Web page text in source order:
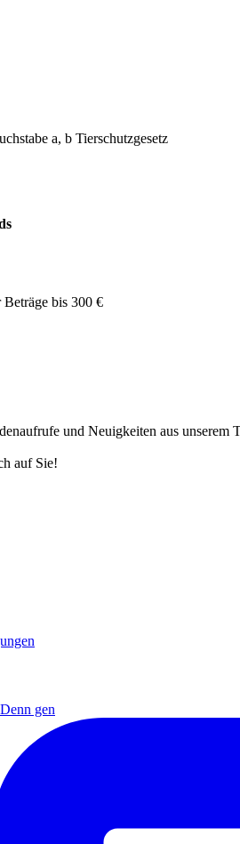
a, b Tierschutzgesetz
Beträge bis 300 €
und Neuigkeiten aus
auf Sie!
gen